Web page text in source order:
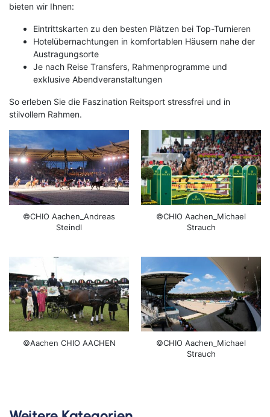
bieten wir Ihnen:
Eintrittskarten zu den besten Plätzen bei Top-Turnieren
Hotelübernachtungen in komfortablen Häusern nahe der
Austragungsorte
Je nach Reise Transfers, Rahmenprogramme und
exklusive Abendveranstaltungen
So erleben Sie die Faszination Reitsport stressfrei und in
stilvollem Rahmen.
©CHIO Aachen_Andreas
Steindl
©Aachen CHIO AACHEN
©CHIO Aachen_Michael
Strauch
©CHIO Aachen_Michael
Strauch